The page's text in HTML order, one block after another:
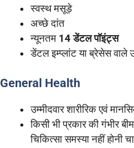
स्वस्थ मसूड़े
अच्छे दांत
न्यूनतम 14 डेंटल पॉइंट्स
डेंटल इम्प्लांट या ब्रेसेस वाले
General Health
उम्मीदवार शारीरिक एवं
किसी भी प्रकार की गंभीर
चिकित्सा समस्या नहीं होनी